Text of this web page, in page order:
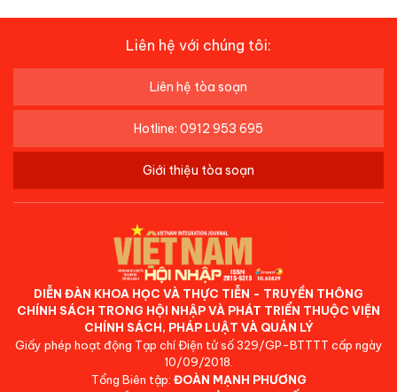
Liên hệ với chúng tôi:
Liên hệ tòa soạn
Hotline: 0912 953 695
Giới thiệu tòa soạn
DIỄN ĐÀN KHOA HỌC VÀ THỰC TIỄN - TRUYỀN THÔNG
CHÍNH SÁCH TRONG HỘI NHẬP VÀ PHÁT TRIỂN THUỘC VIỆN
CHÍNH SÁCH, PHÁP LUẬT VÀ QUẢN LÝ
Giấy phép hoạt động Tạp chí Điện tử số 329/GP-BTTTT cấp ngày
10/09/2018.
Tổng Biên tập: ĐOÀN MẠNH PHƯƠNG